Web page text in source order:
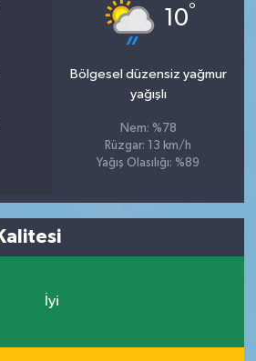
10°
Bölgesel düzensiz yağmur
yağışlı
Nem: %78
Rüzgar: 13 km/h
Yağış Olasılığı: %89
İyi